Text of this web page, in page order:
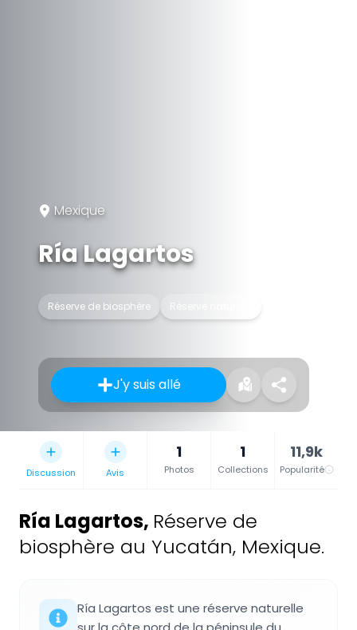
Mexique
Ría Lagartos
Réserve de biosphère Réserve naturelle
J'y suis allé
Discussion Avis
1
Photos
1
Collections
11,9k
Popularité
Ría Lagartos, Réserve de
biosphère au Yucatán, Mexique.
Ría Lagartos est une réserve naturelle